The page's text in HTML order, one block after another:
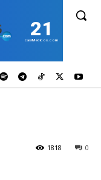
21
casiMedicos.com
0
1818